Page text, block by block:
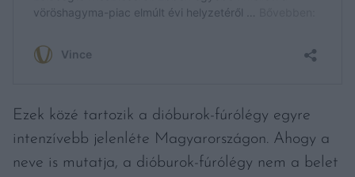
Ezek közé tartozik a dióburok-fúrólégy egyre
intenzívebb jelenléte Magyarországon. Ahogy a
neve is mutatja, a dióburok-fúrólégy nem a belet